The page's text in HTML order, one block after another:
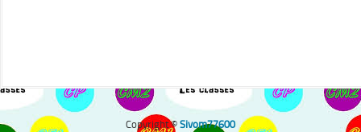
Copyright © Sivom77600